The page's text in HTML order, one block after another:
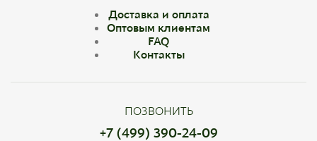
Доставка и оплата
Оптовым клиентам
FAQ
Контакты
ПОЗВОНИТЬ
+7 (499) 390-24-09